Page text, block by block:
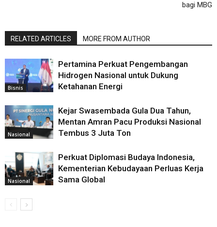
bagi MBG
RELATED ARTICLES MORE FROM AUTHOR
Bisnis
Pertamina Perkuat Pengembangan
Hidrogen Nasional untuk Dukung
Ketahanan Energi
Nasional
Kejar Swasembada Gula Dua Tahun,
Mentan Amran Pacu Produksi Nasional
Tembus 3 Juta Ton
Nasional
Perkuat Diplomasi Budaya Indonesia,
Kementerian Kebudayaan Perluas Kerja
Sama Global